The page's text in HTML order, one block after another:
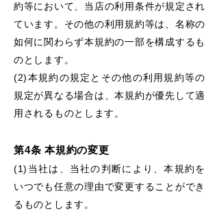
約等において、当店の利用条件が規定され
ています。その他の利用規約等は、名称の
如何に関わらず本規約の一部を構成するも
のとします。
(2)本規約の規定とその他の利用規約等の
規定が異なる場合は、本規約が優先して適
用されるものとします。
第4条 本規約の変更
(1)当社は、当社の判断により、本規約を
いつでも任意の理由で変更することができ
るものとします。